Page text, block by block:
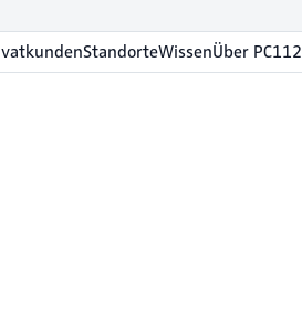
StandorteWissenÜber PC112